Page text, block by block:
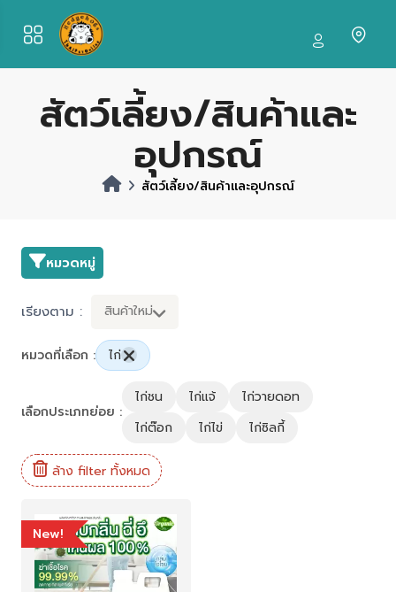
สัตว์เลี้ยง/สินค้าและ
อุปกรณ์
สัตว์เลี้ยง/สินค้าและอุปกรณ์
หมวดหมู่
เรียงตาม : สินค้าใหม่
หมวดที่เลือก : ไก่
เลือกประเภทย่อย :
ไก่ชน ไก่แจ้
ไก่วายดอท
ไก่ต๊อก
ไก่ไข่ ไก่ซิลกี้
ล้าง filter ทั้งหมด
New!